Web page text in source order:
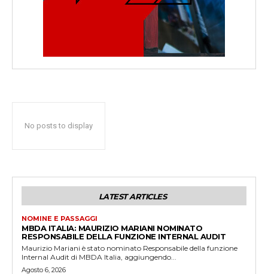
No posts to display
LATEST ARTICLES
NOMINE E PASSAGGI
MBDA ITALIA: MAURIZIO MARIANI NOMINATO
RESPONSABILE DELLA FUNZIONE INTERNAL AUDIT
Maurizio Mariani è stato nominato Responsabile della funzione
Internal Audit di MBDA Italia, aggiungendo...
Agosto 6, 2026